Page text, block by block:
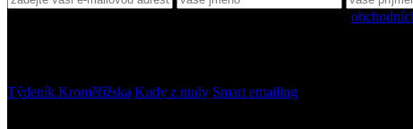
Týdeník Kroměřížska Kudy z nudy Smart emailing